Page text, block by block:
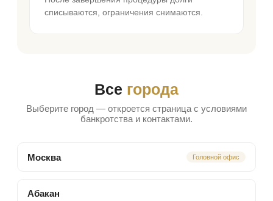
списываются, ограничения снимаются.
Все города
Выберите город — откроется страница с условиями
банкротства и контактами.
Москва Головной офис
Абакан